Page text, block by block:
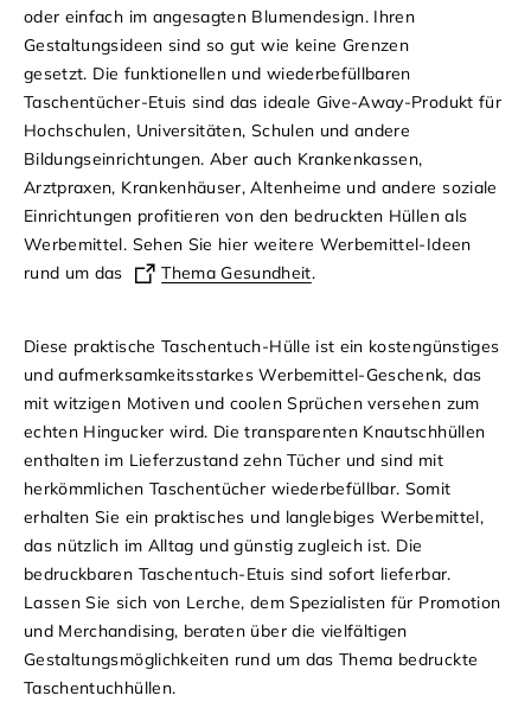
oder einfach im angesagten Blumendesign. Ihren
Gestaltungsideen sind so gut wie keine Grenzen
gesetzt. Die funktionellen und wiederbefüllbaren
Taschentücher-Etuis sind das ideale Give-Away-Produkt für
Hochschulen, Universitäten, Schulen und andere
Bildungseinrichtungen. Aber auch Krankenkassen,
Arztpraxen, Krankenhäuser, Altenheime und andere soziale
Einrichtungen profitieren von den bedruckten Hüllen als
Werbemittel. Sehen Sie hier weitere Werbemittel-Ideen
rund um das
Thema Gesundheit.
Diese praktische Taschentuch-Hülle ist ein kostengünstiges
und aufmerksamkeitsstarkes Werbemittel-Geschenk, das
mit witzigen Motiven und coolen Sprüchen versehen zum
echten Hingucker wird. Die transparenten Knautschhüllen
enthalten im Lieferzustand zehn Tücher und sind mit
herkömmlichen Taschentücher wiederbefüllbar. Somit
erhalten Sie ein praktisches und langlebiges Werbemittel,
das nützlich im Alltag und günstig zugleich ist. Die
bedruckbaren Taschentuch-Etuis sind sofort lieferbar.
Lassen Sie sich von Lerche, dem Spezialisten für Promotion
und Merchandising, beraten über die vielfältigen
Gestaltungsmöglichkeiten rund um das Thema bedruckte
Taschentuchhüllen.